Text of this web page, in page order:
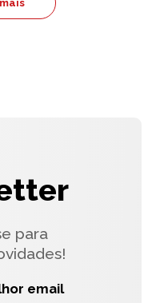
para
email